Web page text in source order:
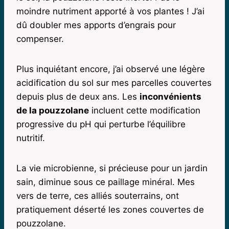
moindre nutriment apporté à vos plantes ! J’ai
dû doubler mes apports d’engrais pour
compenser.
Plus inquiétant encore, j’ai observé une légère
acidification du sol sur mes parcelles couvertes
depuis plus de deux ans. Les inconvénients
de la pouzzolane incluent cette modification
progressive du pH qui perturbe l’équilibre
nutritif.
La vie microbienne, si précieuse pour un jardin
sain, diminue sous ce paillage minéral. Mes
vers de terre, ces alliés souterrains, ont
pratiquement déserté les zones couvertes de
pouzzolane.